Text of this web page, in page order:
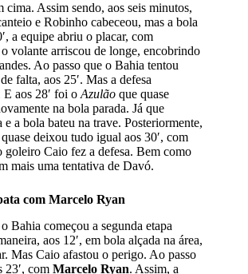
Assim sendo, aos seis minutos,
e Robinho cabeceou, mas a bola
a equipe abriu o placar, com
o volante arriscou de longe, encobrindo
Ao passo que o Bahia tentou
falta, aos 25′. Mas a defesa
aos 28′ foi o Azulão que quase
na bola parada. Já que
a bola bateu na trave. Posteriormente,
quase deixou tudo igual aos 30′, com
Caio fez a defesa. Bem como
mais uma tentativa de Davó.
com Marcelo Ryan
Bahia começou a segunda etapa
aos 12′, em bola alçada na área,
Mas Caio afastou o perigo. Ao passo
23′, com Marcelo Ryan. Assim, a